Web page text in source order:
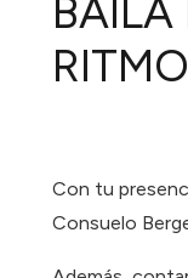
BAILA
Con tu
Consuelo